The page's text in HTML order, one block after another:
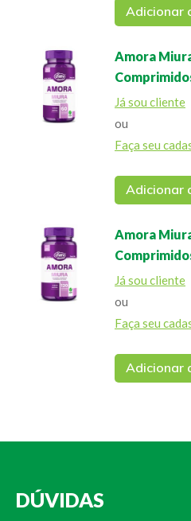
Adicionar
Amora
Já sou cliente
ou
Faça seu
Adicionar
Amora
Já sou cliente
ou
Faça seu
Adicionar
DÚVIDAS